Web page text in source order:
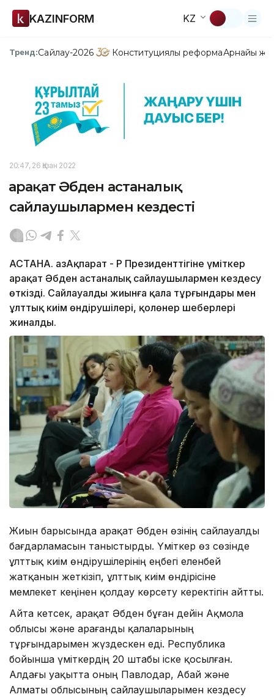
KAZINFORM KZ
Тренд:Сайлау-2026 Конституциялық реформаАрнайы
20:47, 26 Қазан 2022
Қарақат Әбден астаналық
сайлаушылармен кездесті
АСТАНА. ҚазАқпарат - ҚР Президенттігіне үміткер
Қарақат Әбден астаналық сайлаушылармен кездесу
өткізді. Сайлауалды жиынға қала тұрғындары мен
ұлттық киім өндірушілері, қолөнер шеберлері
жиналды.
Жиын барысында Қарақат Әбден өзінің сайлауалды
бағдарламасын таныстырды. Үміткер өз сөзінде
ұлттық киім өндірушілерінің еңбегі еленбей
жатқанын жеткізіп, ұлттық киім өндірісіне
мемлекет кеңінен қолдау көрсету керектігін айтты.
Айта кетсек, Қарақат Әбден бұған дейін Ақмола
облысы және Қарағанды қалаларының
тұрғындарымен жүздескен еді. Республика
бойынша үміткердің 20 штабы іске қосылған.
Алдағы уақытта оның Павлодар, Абай және
Алматы облысының сайлаушыларымен кездесу